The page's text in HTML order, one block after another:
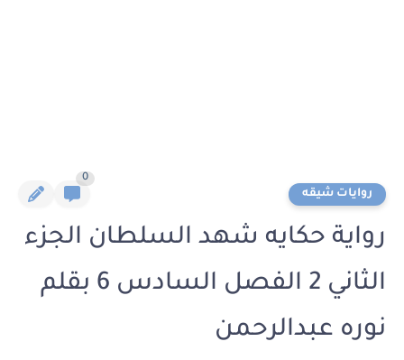
روايات شيقه
0
رواية حكايه شهد السلطان الجزء
الثاني 2 الفصل السادس 6 بقلم
نوره عبدالرحمن